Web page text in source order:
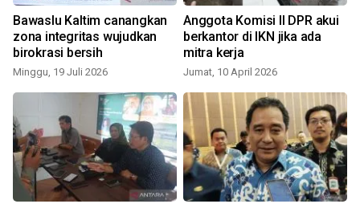
Bawaslu Kaltim canangkan
zona integritas wujudkan
birokrasi bersih
Minggu, 19 Juli 2026
Anggota Komisi II DPR akui
berkantor di IKN jika ada
mitra kerja
Jumat, 10 April 2026